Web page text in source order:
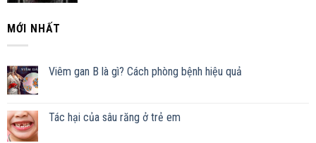
MỚI NHẤT
Viêm gan B là gì? Cách phòng bệnh hiệu quả
Tác hại của sâu răng ở trẻ em